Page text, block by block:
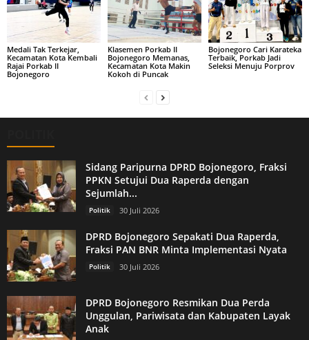
Medali Tak Terkejar,
Kecamatan Kota Kembali
Rajai Porkab II
Bojonegoro
Klasemen Porkab II
Bojonegoro Memanas,
Kecamatan Kota Makin
Kokoh di Puncak
Bojonegoro Cari Karateka
Terbaik, Porkab Jadi
Seleksi Menuju Porprov
Sidang Paripurna DPRD Bojonegoro, Fraksi
PPKN Setujui Dua Raperda dengan
Sejumlah...
Politik 30 Juli 2026
DPRD Bojonegoro Sepakati Dua Raperda,
Fraksi PAN BNR Minta Implementasi Nyata
Politik 30 Juli 2026
DPRD Bojonegoro Resmikan Dua Perda
Unggulan, Pariwisata dan Kabupaten Layak
Anak